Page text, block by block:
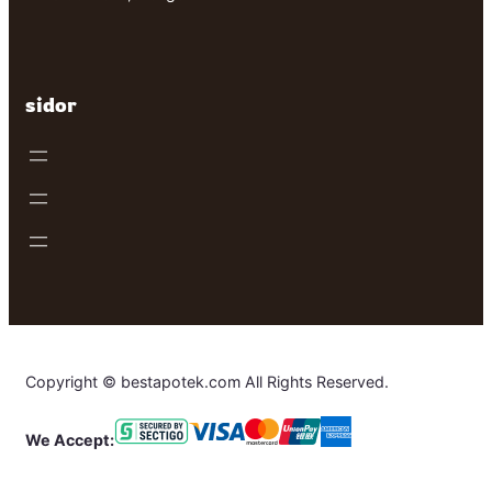
sidor
Copyright © bestapotek.com All Rights Reserved.
We Accept: